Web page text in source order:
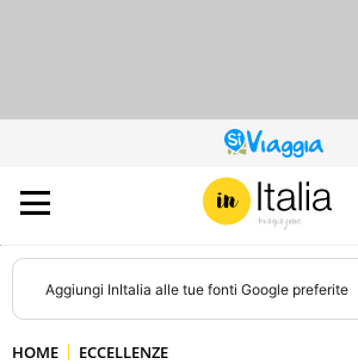
QUESTO
SITO
CONTRIBUISCE
ALL’AUDIENCE
DI
Aggiungi InItalia alle tue fonti Google preferite
HOME ECCELLENZE